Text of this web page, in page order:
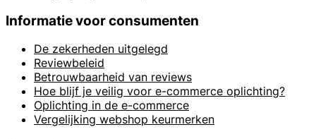
Informatie voor consumenten
De zekerheden uitgelegd
Reviewbeleid
Betrouwbaarheid van reviews
Hoe blijf je veilig voor e-commerce oplichting?
Oplichting in de e-commerce
Vergelijking webshop keurmerken